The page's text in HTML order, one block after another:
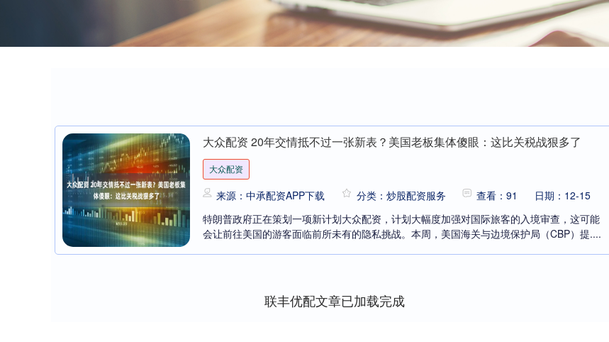
大众配资 20年交情抵不过一张新表？美国老板集体傻眼：这比关税战狠多了
大众配资
来源：中承配资APP下载 分类：炒股配资服务 查看：91
日期：12-15
特朗普政府正在策划一项新计划大众配资，计划大幅度加强对国际旅客的入境审查，这可能
会让前往美国的游客面临前所未有的隐私挑战。本周，美国海关与边境保护局（CBP）提....
联丰优配文章已加载完成